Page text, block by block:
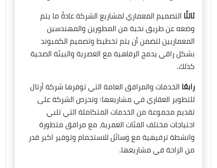
ثالثًا
التصميم المعماري لمشاريع الشركة عادةً ما يتم
وضعه عن طريق نخبة من المطورين والمهندسين
المعماريين لتضمن أن يتم تخطيط وتصميم الكمبوند
بشكل راقي يدمج الرفاهية مع العصرية والبيئة الصحية
كذلك.
رابعًا
الخدمات والمرافق العامة التي توفرها شركة أرتال
للتطوير العقاري في مشاريعها؛ وتحرص الشركة على
تقديم مجموعة من الخدمات المتكاملة التي تلبي
احتياجات مختلف الفئات العمرية، مع مرافق متطورة
وانشطة ترفيهية مع وسائل للاستجمام وتوفير اكبر قدر
من الراحة في مشاريعها.